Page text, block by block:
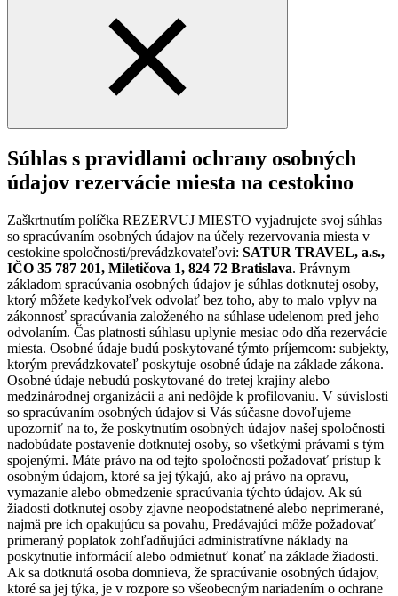
Súhlas s pravidlami ochrany osobných
údajov rezervácie miesta na cestokino
Zaškrtnutím políčka REZERVUJ MIESTO vyjadrujete svoj súhlas
so spracúvaním osobných údajov na účely rezervovania miesta v
cestokine spoločnosti/prevádzkovateľovi: SATUR TRAVEL, a.s.,
IČO 35 787 201, Miletičova 1, 824 72 Bratislava. Právnym
základom spracúvania osobných údajov je súhlas dotknutej osoby,
ktorý môžete kedykoľvek odvolať bez toho, aby to malo vplyv na
zákonnosť spracúvania založeného na súhlase udelenom pred jeho
odvolaním. Čas platnosti súhlasu uplynie mesiac odo dňa rezervácie
miesta. Osobné údaje budú poskytované týmto príjemcom: subjekty,
ktorým prevádzkovateľ poskytuje osobné údaje na základe zákona.
Osobné údaje nebudú poskytované do tretej krajiny alebo
medzinárodnej organizácii a ani nedôjde k profilovaniu. V súvislosti
so spracúvaním osobných údajov si Vás súčasne dovoľujeme
upozorniť na to, že poskytnutím osobných údajov našej spoločnosti
nadobúdate postavenie dotknutej osoby, so všetkými právami s tým
spojenými. Máte právo na od tejto spoločnosti požadovať prístup k
osobným údajom, ktoré sa jej týkajú, ako aj právo na opravu,
vymazanie alebo obmedzenie spracúvania týchto údajov. Ak sú
žiadosti dotknutej osoby zjavne neopodstatnené alebo neprimerané,
najmä pre ich opakujúcu sa povahu, Predávajúci môže požadovať
primeraný poplatok zohľadňujúci administratívne náklady na
poskytnutie informácií alebo odmietnuť konať na základe žiadosti.
Ak sa dotknutá osoba domnieva, že spracúvanie osobných údajov,
ktoré sa jej týka, je v rozpore so všeobecným nariadením o ochrane